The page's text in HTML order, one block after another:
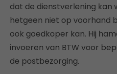
dat de dienstverlening kan
hetgeen niet op voorhand
ook goedkoper kan. Hij
invoeren van BTW voor
de postbezorging.